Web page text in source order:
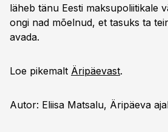
läheb tänu Eesti maksupoliitikale
ongi nad mõelnud, et tasuks ta
avada.
Loe pikemalt Äripäevast.
Autor: Eliisa Matsalu, Äripäeva